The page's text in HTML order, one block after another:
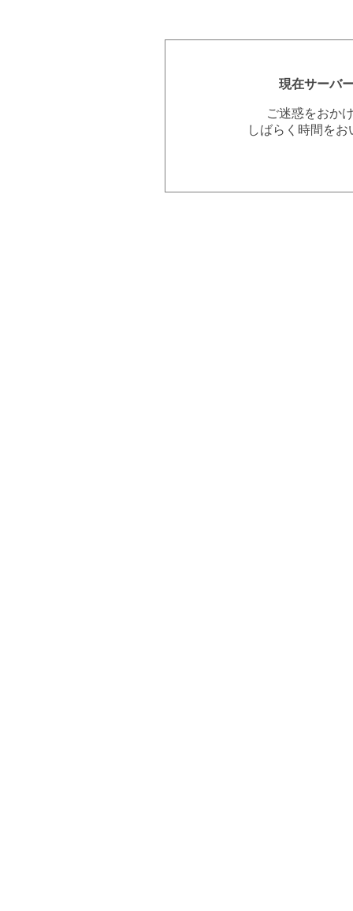
現在サーバ
ご迷惑をおか
しばらく時間を